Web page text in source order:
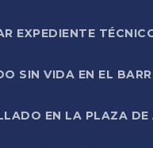
EXPEDIENTE
SIN VIDA EN EL
EN LA PLAZA DE